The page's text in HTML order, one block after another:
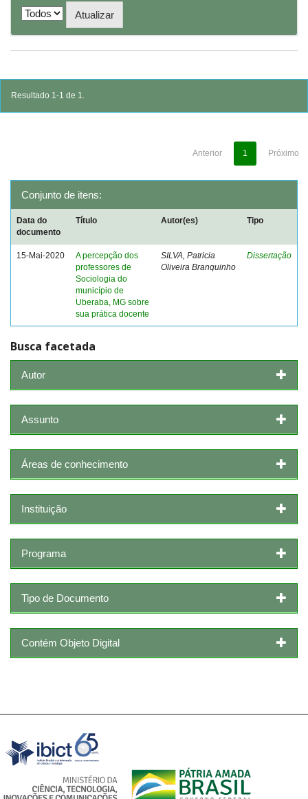
Resultado 1-1 de 1.
Anterior 1 Próximo
Conjunto de itens:
Data do
documento
Título Autor(es) Tipo
15-Mai-2020
A percepção dos
professores de
Sociologia do
município de
Uberaba, MG sobre
sua prática docente
SILVA, Patricia
Oliveira Branquinho
Dissertação
Busca facetada
Autor
Assunto
Áreas de conhecimento
Instituição
Programa
Tipo de Documento
Contém Objeto Digital